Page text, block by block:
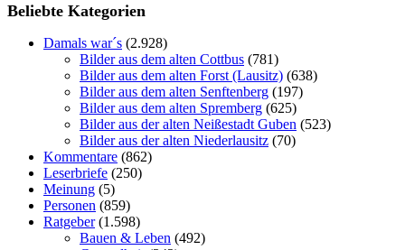
Beliebte Kategorien
Damals war´s (2.928)
Bilder aus dem alten Cottbus (781)
Bilder aus dem alten Forst (Lausitz) (638)
Bilder aus dem alten Senftenberg (197)
Bilder aus dem alten Spremberg (625)
Bilder aus der alten Neißestadt Guben (523)
Bilder aus der alten Niederlausitz (70)
Kommentare (862)
Leserbriefe (250)
Meinung (5)
Personen (859)
Ratgeber(1.598)
Bauen & Leben (492)